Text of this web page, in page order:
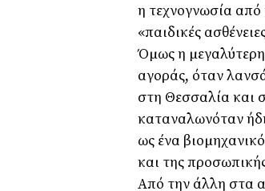
η τεχνογνωσία
«παιδικές
Όµως η
αγοράς, όταν
στη Θεσσαλία και
καταναλωνόταν
ως ένα
και της
Από την άλλη στα